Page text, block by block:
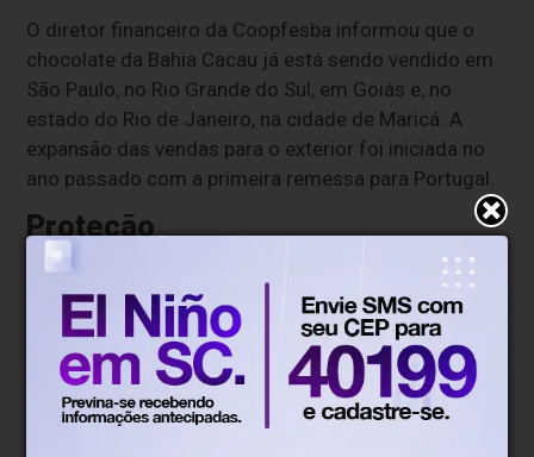
O diretor financeiro da Coopfesba informou que o
chocolate da Bahia Cacau já está sendo vendido em
São Paulo, no Rio Grande do Sul, em Goiás e, no
estado do Rio de Janeiro, na cidade de Maricá. A
expansão das vendas para o exterior foi iniciada no
ano passado com a primeira remessa para Portugal.
Proteção
Osaná Crisóstomo disse que agricultores
familiares produtores de chocolate e cacau se
sentem agora protegidos com a nova Lei
15.404/2026
, sancionada em maio deste ano,
que dispõe sobre as definições e características
dos produtos derivados de cacau, o percentual